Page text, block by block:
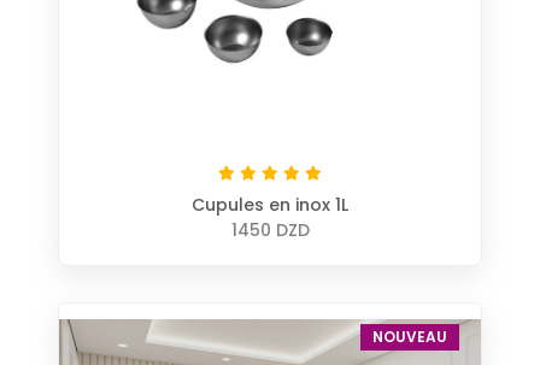
Cupules en inox 1L
1450 DZD
NOUVEAU